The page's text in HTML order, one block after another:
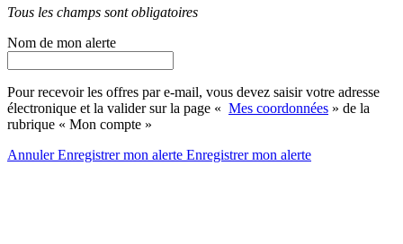
Tous les champs sont obligatoires
Nom de mon alerte
Pour recevoir les offres par e-mail, vous devez saisir votre adresse
électronique et la valider sur la page « Mes coordonnées » de la
rubrique « Mon compte »
AnnulerEnregistrer mon alerte Enregistrermon alerte